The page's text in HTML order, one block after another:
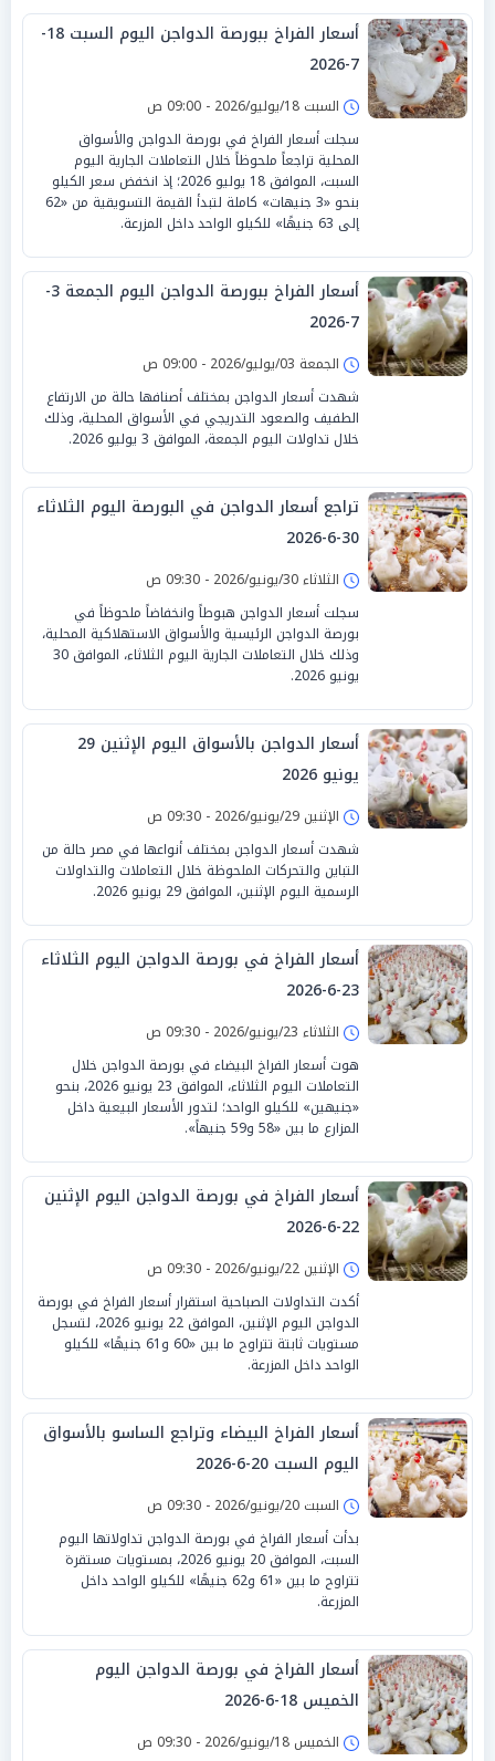
أسعار الفراخ ببورصة الدواجن اليوم السبت 18-
7-2026
السبت 18/يوليو/2026 - 09:00 ص
سجلت أسعار الفراخ في بورصة الدواجن والأسواق
المحلية تراجعاً ملحوظاً خلال التعاملات الجارية اليوم
السبت، الموافق 18 يوليو 2026؛ إذ انخفض سعر الكيلو
بنحو «3 جنيهات» كاملة لتبدأ القيمة التسويقية من «62
إلى 63 جنيهًا» للكيلو الواحد داخل المزرعة.
أسعار الفراخ ببورصة الدواجن اليوم الجمعة 3-
7-2026
الجمعة 03/يوليو/2026 - 09:00 ص
شهدت أسعار الدواجن بمختلف أصنافها حالة من الارتفاع
الطفيف والصعود التدريجي في الأسواق المحلية، وذلك
خلال تداولات اليوم الجمعة، الموافق 3 يوليو 2026.
تراجع أسعار الدواجن في البورصة اليوم الثلاثاء
30-6-2026
الثلاثاء 30/يونيو/2026 - 09:30 ص
سجلت أسعار الدواجن هبوطاً وانخفاضاً ملحوظاً في
بورصة الدواجن الرئيسية والأسواق الاستهلاكية المحلية،
وذلك خلال التعاملات الجارية اليوم الثلاثاء، الموافق 30
يونيو 2026.
أسعار الدواجن بالأسواق اليوم الإثنين 29
يونيو 2026
الإثنين 29/يونيو/2026 - 09:30 ص
شهدت أسعار الدواجن بمختلف أنواعها في مصر حالة من
التباين والتحركات الملحوظة خلال التعاملات والتداولات
الرسمية اليوم الإثنين، الموافق 29 يونيو 2026.
أسعار الفراخ في بورصة الدواجن اليوم الثلاثاء
23-6-2026
الثلاثاء 23/يونيو/2026 - 09:30 ص
هوت أسعار الفراخ البيضاء في بورصة الدواجن خلال
التعاملات اليوم الثلاثاء، الموافق 23 يونيو 2026، بنحو
«جنيهين» للكيلو الواحد؛ لتدور الأسعار البيعية داخل
المزارع ما بين «58 و59 جنيهاً».
أسعار الفراخ في بورصة الدواجن اليوم الإثنين
22-6-2026
الإثنين 22/يونيو/2026 - 09:30 ص
أكدت التداولات الصباحية استقرار أسعار الفراخ في بورصة
الدواجن اليوم الإثنين، الموافق 22 يونيو 2026، لتسجل
مستويات ثابتة تتراوح ما بين «60 و61 جنيهًا» للكيلو
الواحد داخل المزرعة.
أسعار الفراخ البيضاء وتراجع الساسو بالأسواق
اليوم السبت 20-6-2026
السبت 20/يونيو/2026 - 09:30 ص
بدأت أسعار الفراخ في بورصة الدواجن تداولاتها اليوم
السبت، الموافق 20 يونيو 2026، بمستويات مستقرة
تتراوح ما بين «61 و62 جنيهًا» للكيلو الواحد داخل
المزرعة.
أسعار الفراخ في بورصة الدواجن اليوم
الخميس 18-6-2026
الخميس 18/يونيو/2026 - 09:30 ص